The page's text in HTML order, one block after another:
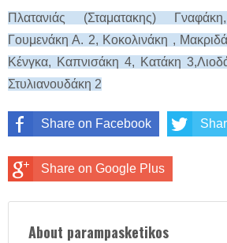
Πλατανιάς (Σταματακης)
Γουμενάκη Α. 2, Κοκολινάκη ,
Κένγκα, Καπνισάκη 4, Κατάκη
Στυλιανουδάκη 2
Share on Facebook
Share on Google Plus
About parampasketikos